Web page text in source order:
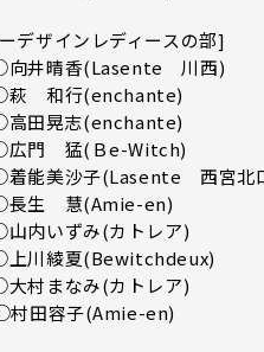
デザインレディースの部]
向井晴香(Lasente 川西)
萩 和行(enchante)
高田晃志(enchante)
広門 猛(Ｂe-Witch)
着能美沙子(Lasente 西宮北
長生 慧(Amie-en)
山内いずみ(カトレア)
上川綾夏(Bewitchdeux)
大村まなみ(カトレア)
村田容子(Amie-en)